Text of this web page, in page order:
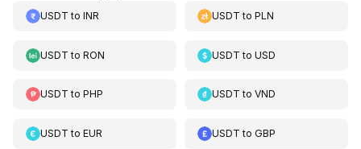
USDT to INR USDT toPLN
USDT to RON USDT toUSD
USDT to PHP USDT toVND
USDT to EUR USDT toGBP